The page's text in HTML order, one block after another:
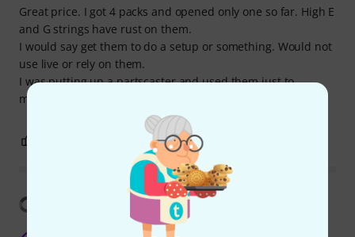
Great price. I got 4 packs and opened only one so far. High E
and G strings have rust on them.
I would say get them to do a setup or something. Would not
use live or rely on them.
I was putting up a partscaster and used them just to
measure and set up everything.
ANMÄL RECENSION
Visa översättning